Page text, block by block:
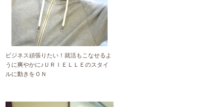
ビジネス頑張りたい！就活もこなせるよ
うに爽やかに♪ＵＲＩＥＬＬＥのスタイ
ルに動きをＯＮ